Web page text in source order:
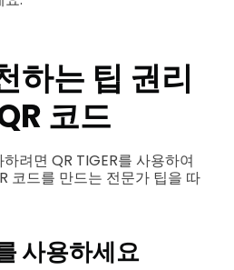
하는 팁 권리
코드
려면 QR TIGER를 사용하여
코드를 만드는 전문가 팁을 따
사용하세요